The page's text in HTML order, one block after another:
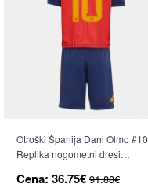
Otroški Španija Dani Olmo #10
Replika nogometni dresi
Rokav (+ hlače)
Cena: 36.75€ 91.88€